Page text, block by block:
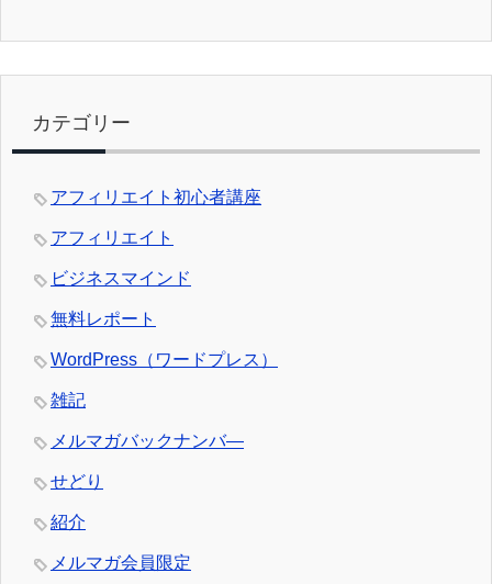
カテゴリー
アフィリエイト初心者講座
アフィリエイト
ビジネスマインド
無料レポート
WordPress（ワードプレス）
雑記
メルマガバックナンバ―
せどり
紹介
メルマガ会員限定